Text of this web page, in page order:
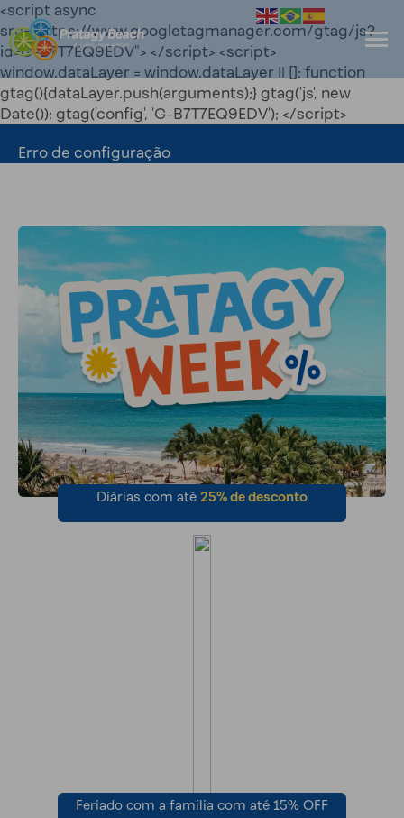
<script async
src="https://www.googletagmanager.com/gtag/js?
id=G-B7T7EQ9EDV"> </script> <script>
window.dataLayer = window.dataLayer || []; function
gtag(){dataLayer.push(arguments);} gtag('js', new
Date()); gtag('config', 'G-B7T7EQ9EDV'); </script>
Erro de configuração
Diárias com até 25% de desconto
Feriado com a família com até 15% OFF